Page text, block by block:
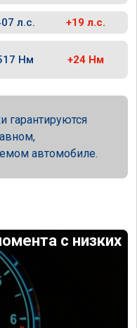
л.с. +19 л.с.
Нм +24 Нм
гарантируются
автомобиле.
с низких